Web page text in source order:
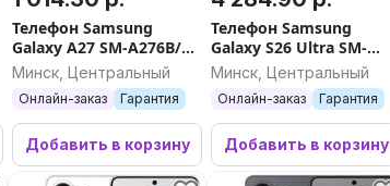
Телефон Samsung
Galaxy A27 SM-A276B/DS
8GB/256GB (синий)
Минск, Центральный
Онлайн-заказ Гарантия
Добавить в корзину
Телефон Samsung
Galaxy S26 Ultra SM-
S948B 16GB/1TB
(лавандовый)
Минск, Центральный
Онлайн-заказ Гарантия
Добавить в корзину